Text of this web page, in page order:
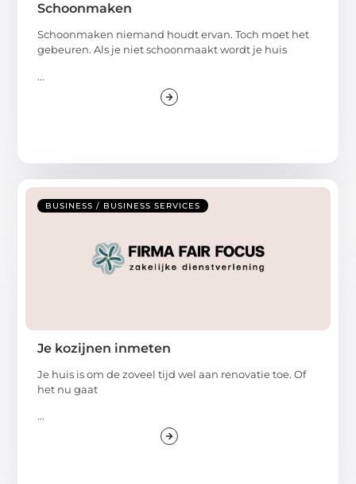
Schoonmaken
Schoonmaken niemand houdt ervan. Toch moet het
gebeuren. Als je niet schoonmaakt wordt je huis
...
BUSINESS / BUSINESS SERVICES
Je kozijnen inmeten
Je huis is om de zoveel tijd wel aan renovatie toe. Of
het nu gaat
...